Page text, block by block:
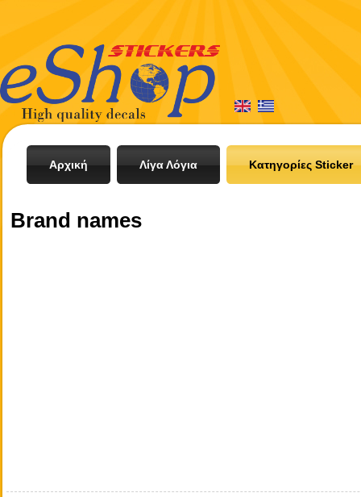
Αρχική Λίγα Λόγια Κατηγορίες Sticker
Brand names